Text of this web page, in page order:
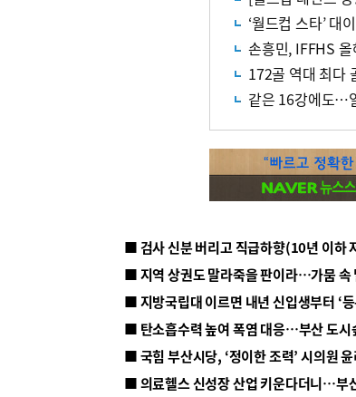
‘월드컵 스타’ 대
손흥민, IFFHS
172골 역대 최다
같은 16강에도…
■ 지방국립대 이르면 내년 신입생부터 ‘
■ 탄소흡수력 높여 폭염 대응…부산 도시
■ 의료헬스 신성장 산업 키운다더니…부